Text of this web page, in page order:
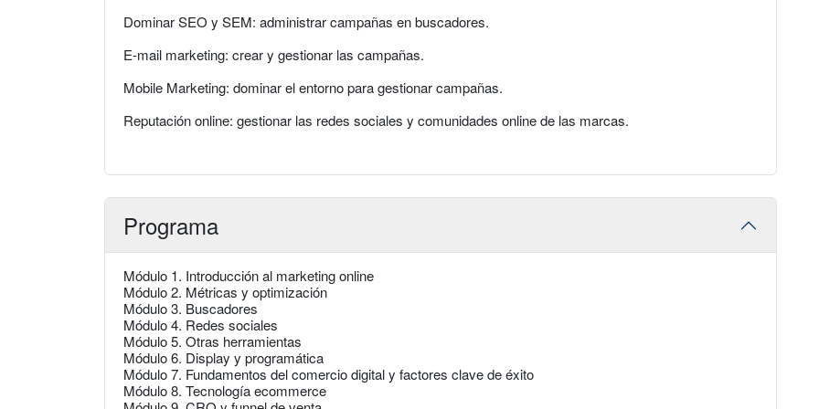
Dominar SEO y SEM: administrar campañas en buscadores.
E-mail marketing: crear y gestionar las campañas.
Mobile Marketing: dominar el entorno para gestionar campañas.
Reputación online: gestionar las redes sociales y comunidades online de las marcas.
Programa
Módulo 1. Introducción al marketing online
Módulo 2. Métricas y optimización
Módulo 3. Buscadores
Módulo 4. Redes sociales
Módulo 5. Otras herramientas
Módulo 6. Display y programática
Módulo 7. Fundamentos del comercio digital y factores clave de éxito
Módulo 8. Tecnología ecommerce